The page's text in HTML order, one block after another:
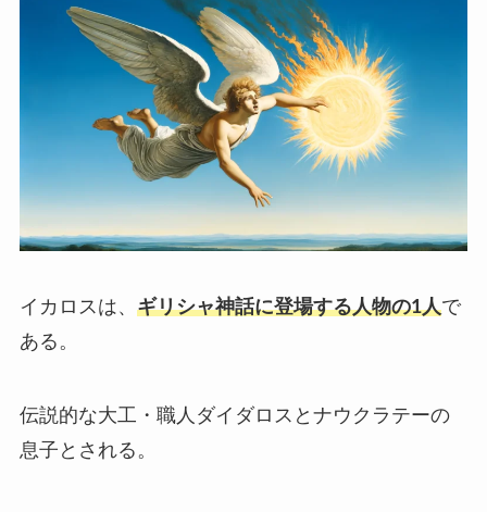
イカロスは、 ギリシャ神話に登場する人物の1人で
ある。
伝説的な大工・職人ダイダロスとナウクラテーの
息子とされる。